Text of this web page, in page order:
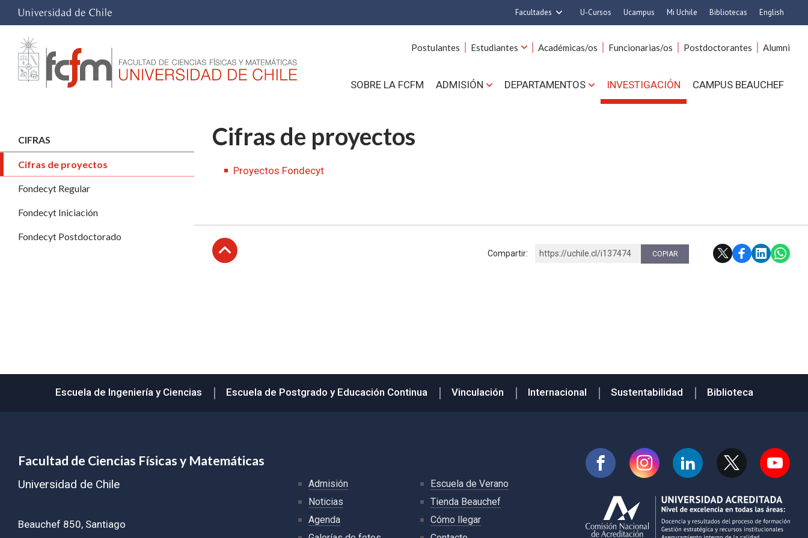
Facultades
Ciencias
Cs. Agronómicas
Alimentos
Hospital Clínico
U-Cursos Ucampus Mi Uchile Bibliotecas English
Postulantes Estudiantes Académicas/os Funcionarias/os Postdoctorantes Alumni
SOBRE LA FCFM ADMISIÓN DEPARTAMENTOS INVESTIGACIÓN CAMPUS BEAUCHEF
CIFRAS
Cifras de proyectos
Fondecyt Regular
Fondecyt Iniciación
Fondecyt Postdoctorado
Cifras de proyectos
Proyectos Fondecyt
Compartir: https://uchile.cl/i137474 COPIAR
Escuela de Ingeniería y Ciencias Escuela de Postgrado y Educación Continua Vinculación Internacional Sustentabilidad Biblioteca
Facultad de Ciencias Físicas y Matemáticas
Universidad de Chile
Beauchef 850, Santiago
Admisión
Noticias
Agenda
Escuela de Verano
Tienda Beauchef
Cómo llegar